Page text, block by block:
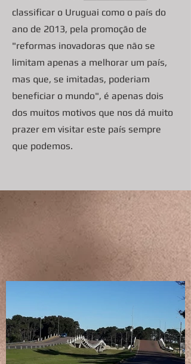
classificar o Uruguai como o país do
ano de 2013, pela promoção de
"reformas inovadoras que não se
limitam apenas a melhorar um país,
mas que, se imitadas, poderiam
beneficiar o mundo", é apenas dois
dos muitos motivos que nos dá muito
prazer em visitar este país sempre
que podemos.